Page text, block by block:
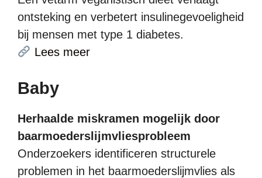
ontsteking en verbetert insulinegevoeligheid
bij mensen met type 1 diabetes.
Lees meer
Baby
Herhaalde miskramen mogelijk door
baarmoederslijmvliesprobleem
Onderzoekers identificeren structurele
problemen in het baarmoederslijmvlies als